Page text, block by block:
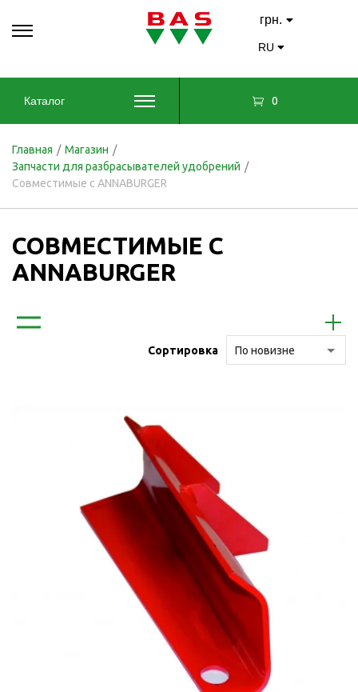
грн.
RU
Каталог 0
Главная / Магазин /
Запчасти для разбрасывателей удобрений /
Совместимые с ANNABURGER
СОВМЕСТИМЫЕ С
ANNABURGER
Сортировка По новизне